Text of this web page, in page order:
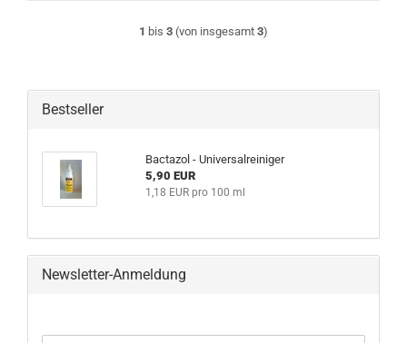
1 bis 3 (von insgesamt 3)
Bestseller
Bactazol - Universalreiniger
5,90 EUR
1,18 EUR pro 100 ml
Newsletter-Anmeldung